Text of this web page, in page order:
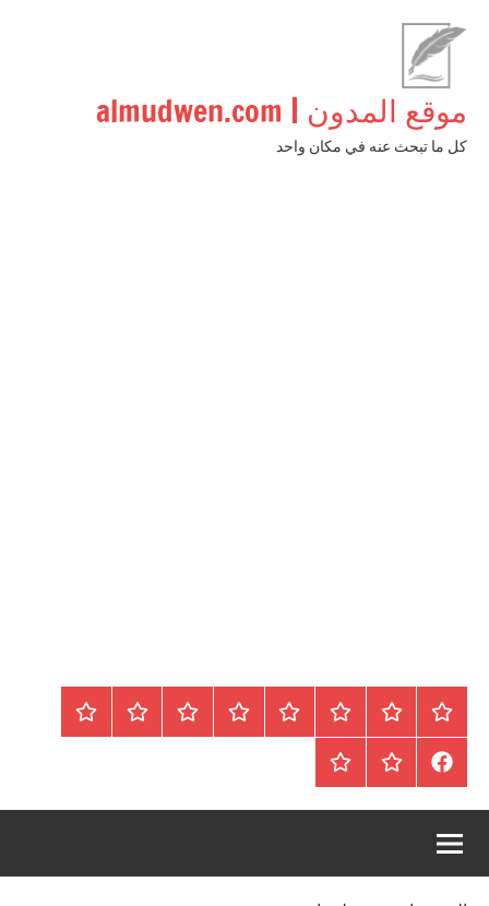
المحتوى
موقع المدون | almudwen.com
كل ما تبحث عنه في مكان واحد
الرئيسيةالمواضيعوظائف
محلية
/
دولية
عقارات Blog
من
اتصل
سياسة
FaceBookعقارات
للبيع
أرشيف
موقع